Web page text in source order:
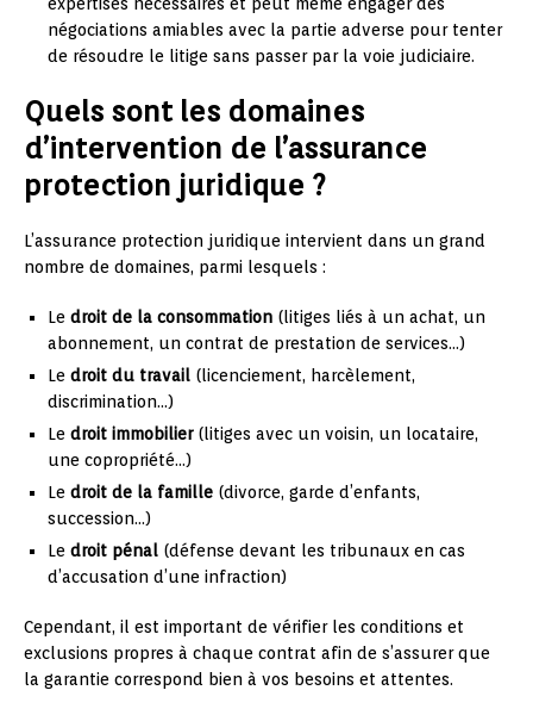
négociations amiables avec la partie adverse pour tenter
de résoudre le litige sans passer par la voie judiciaire.
Quels sont les domaines
d’intervention de l’assurance
protection juridique ?
L’assurance protection juridique intervient dans un grand
nombre de domaines, parmi lesquels :
Le droit de la consommation (litiges liés à un achat, un
abonnement, un contrat de prestation de services…)
Le droit du travail (licenciement, harcèlement,
discrimination…)
Le droit immobilier(litiges avec un voisin, un locataire,
une copropriété…)
Le droit de la famille (divorce, garde d’enfants,
succession…)
Le droit pénal (défense devant les tribunaux en cas
d’accusation d’une infraction)
Cependant, il est important de vérifier les conditions et
exclusions propres à chaque contrat afin de s’assurer que
la garantie correspond bien à vos besoins et attentes.